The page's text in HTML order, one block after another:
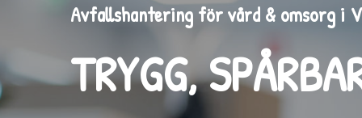
Avfallshantering för vård & omsorg i
TRYGG,